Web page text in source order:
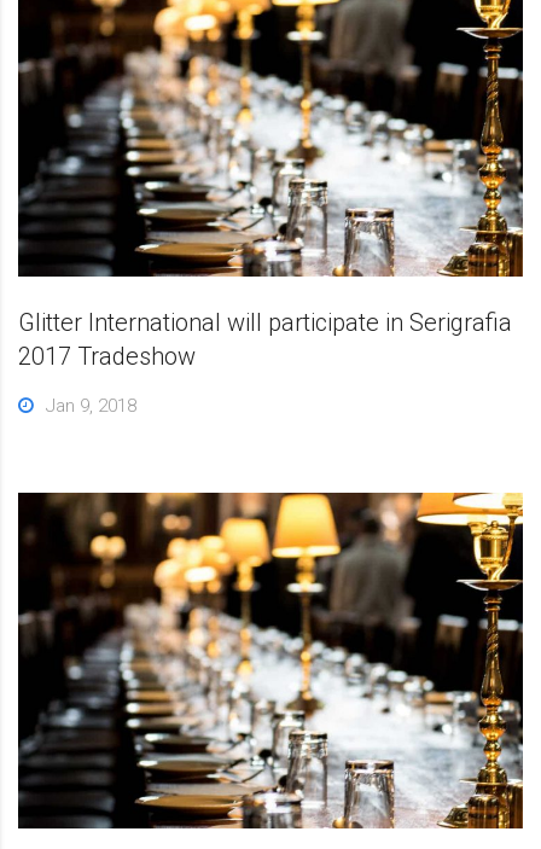
Glitter International will participate in Serigrafia
2017 Tradeshow
Jan 9, 2018